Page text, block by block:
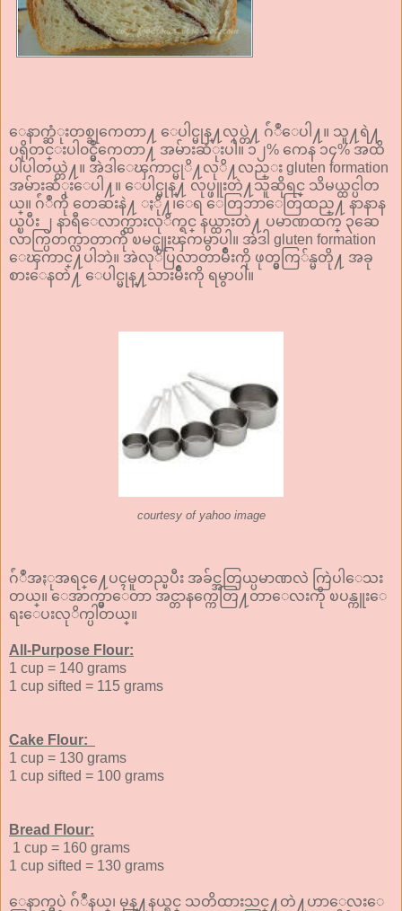
ေနာက္ဆံုးတစ္ခုကေတာ႔ ေပါင္မုန္႔လုပ္တဲ႔ ဂ်ံဳေပါ႔။ သူ႔ရဲ႔
ပရိုတင္းပါ၀င္မွဳကေတာ႔ အမ်ားဆံုးပါ။ ၁၂% ကေန ၁၄% အထိ
ပါပါတယ္တဲ႔။ အဲဒါေၾကာင္မုိ႔လုိ႔လည္း gluten formation
အမ်ားဆံုးေပါ႔။ ေပါင္မုန္႔ လုပ္ဖူးတဲ႔သူဆိုရင္ သိမယ္ထင္ပါတ
ယ္။ ဂ်ံဳကို တေဆးနဲ႔ ႏို႔၊ေရ ေတြဘာေတြထည္႔ နာနာန
ယ္ၿပီး ၂ နာရီေလာက္ထားလုိက္ရင္ နယ္ထားတဲ႔ ပမာဏထက္ ၃ဆေ
လာက္ပြတက္လာတာကို ၿမင္ဖူးၾကမွာပါ။ အဲဒါ gluten formation
ေၾကာင္႔ပါဘဲ။ အဲလုိပြလာတာမ်ိဳးကို ဖုတ္မွကြ်န္မတို႔ အခု
စားေနတဲ႔ ေပါင္မုန္႔သားမ်ိဳးကို ရမွာပါ။
courtesy of yahoo image
ဂ်ံဳအႏုအရင္႔ေပၚမူတည္ၿပီး အခ်င္အတြယ္ပမာဏလဲ ကြဲပါေသး
တယ္။ ေအာက္မွာေတာ အင္တာနက္ကေတြ႔တာေလးကို ၿပန္ကူးေ
ရးေပးလုိက္ပါတယ္။
All-Purpose Flour:
1 cup = 140 grams
1 cup sifted = 115 grams
Cake Flour:
1 cup = 130 grams
1 cup sifted = 100 grams
Bread Flour:
1 cup = 160 grams
1 cup sifted = 130 grams
ေနာက္မွပဲ ဂ်ံဳနယ္၊ မုန္႔နယ္ရင္ သတိထားသင္႔တဲ႔ဟာေလးေ